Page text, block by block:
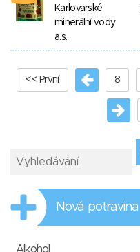
Karlovarské
minerální vody
a.s.
<< První 8
Nová potravina
Alkohol